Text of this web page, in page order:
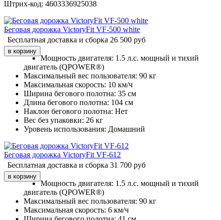
Штрих-код: 4603336925038
Беговая дорожка VictoryFit VF-500 white
Бесплатная доставка и сборка 26 500 руб
Мощность двигателя: 1.5 л.с. мощный и тихий
двигатель (QPOWER®)
Максимальный вес пользователя: 90 кг
Максимальная скорость: 10 км/ч
Ширина бегового полотна: 35 см
Длина бегового полотна: 104 см
Наклон бегового полотна: Нет
Вес без упаковки: 26 кг
Уровень использования: Домашний
Беговая дорожка VictoryFit VF-612
Бесплатная доставка и сборка 31 700 руб
Мощность двигателя: 1.5 л.с. мощный и тихий
двигатель (QPOWER®)
Максимальный вес пользователя: 90 кг
Максимальная скорость: 6 км/ч